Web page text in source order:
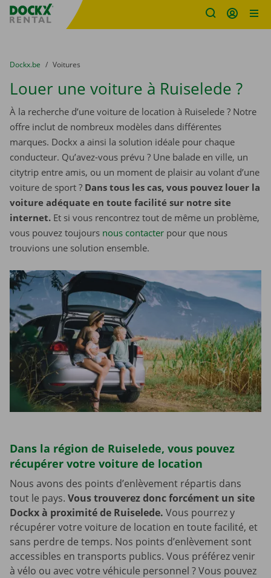
sitename
You are here:
du
Dockx.be to
Voitures
Louer une voiture à Ruiselede ?
À la recherche d’une voiture de location à Ruiselede ? Notre
offre inclut de nombreux modèles dans différentes
marques. Dockx a ainsi la solution idéale pour chaque
conducteur. Qu’avez-vous prévu ? Une balade en ville, un
citytrip entre amis, ou un moment de plaisir au volant d’une
voiture de sport ? Dans tous les cas, vous pouvez louer la
voiture adéquate en toute facilité sur notre site
internet. Et si vous rencontrez tout de même un problème,
vous pouvez toujours nous contacter pour que nous
trouvions une solution ensemble.
Dans la région de Ruiselede, vous pouvez
récupérer votre voiture de location
Nous avons des points d’enlèvement répartis dans
tout le pays. Vous trouverez donc forcément un site
Dockx à proximité de Ruiselede. Vous pourrez y
récupérer votre voiture de location en toute facilité, et
sans perdre de temps. Nos points d’enlèvement sont
accessibles en transports publics. Vous préférez venir
à vélo ou avec votre véhicule personnel ? Vous pouvez